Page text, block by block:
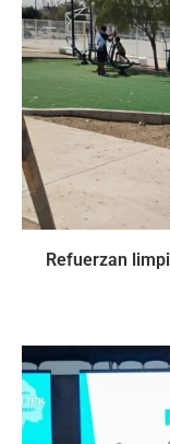
Refuerzan